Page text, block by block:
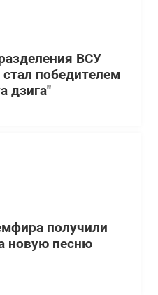
ВСУ
победителем
дзига"
получили
новую песню